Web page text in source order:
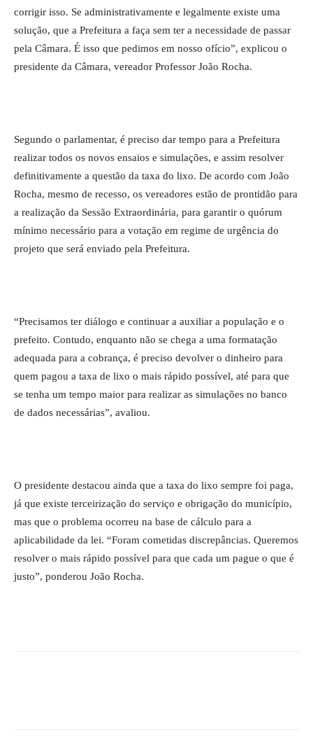
corrigir isso. Se administrativamente e legalmente existe uma
solução, que a Prefeitura a faça sem ter a necessidade de passar
pela Câmara. É isso que pedimos em nosso ofício”, explicou o
presidente da Câmara, vereador Professor João Rocha.
Segundo o parlamentar, é preciso dar tempo para a Prefeitura
realizar todos os novos ensaios e simulações, e assim resolver
definitivamente a questão da taxa do lixo. De acordo com João
Rocha, mesmo de recesso, os vereadores estão de prontidão para
a realização da Sessão Extraordinária, para garantir o quórum
mínimo necessário para a votação em regime de urgência do
projeto que será enviado pela Prefeitura.
“Precisamos ter diálogo e continuar a auxiliar a população e o
prefeito. Contudo, enquanto não se chega a uma formatação
adequada para a cobrança, é preciso devolver o dinheiro para
quem pagou a taxa de lixo o mais rápido possível, até para que
se tenha um tempo maior para realizar as simulações no banco
de dados necessárias”, avaliou.
O presidente destacou ainda que a taxa do lixo sempre foi paga,
já que existe terceirização do serviço e obrigação do município,
mas que o problema ocorreu na base de cálculo para a
aplicabilidade da lei. “Foram cometidas discrepâncias. Queremos
resolver o mais rápido possível para que cada um pague o que é
justo”, ponderou João Rocha.